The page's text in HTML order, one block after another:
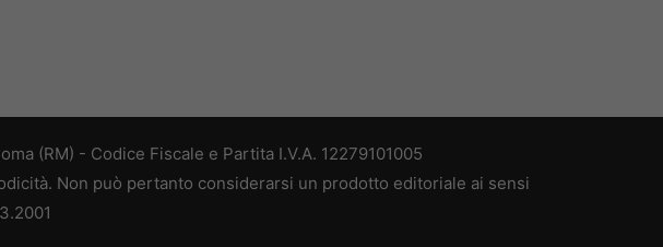
(RM) - Codice Fiscale e Partita I.V.A. 12279101005
Non può pertanto considerarsi un prodotto editoriale ai sensi